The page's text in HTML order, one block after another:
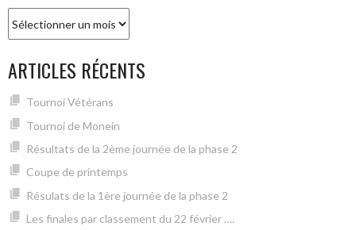
ARTICLES RÉCENTS
Tournoi Vétérans
Tournoi de Monein
Résultats de la 2ème journée de la phase 2
Coupe de printemps
Résulats de la 1ère journée de la phase 2
Les finales par classement du 22 février ….